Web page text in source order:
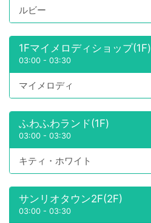
ルビー
1Fマイメロディショップ(1F)
03:00 - 03:30
マイメロディ
ふわふわランド(1F)
03:00 - 03:30
キティ・ホワイト
サンリオタウン2F(2F)
03:00 - 03:30